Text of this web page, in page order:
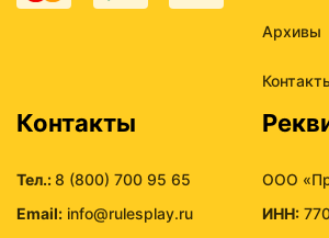
Архивы
Контакты
Тел.:8 (800) 700 95 65
Email: info@rulesplay.ru
ООО
ИНН: